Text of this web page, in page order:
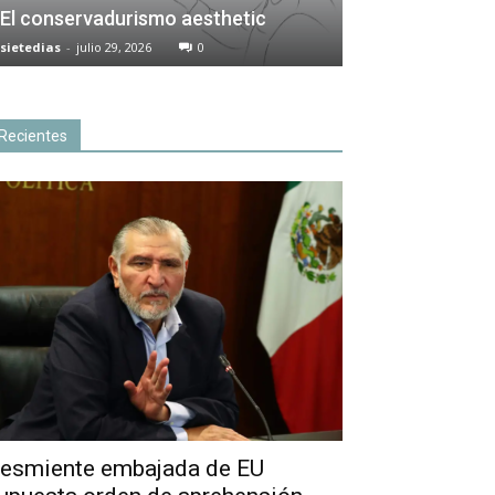
El conservadurismo aesthetic
sietedias - julio 29, 2026 0
embajada de EU